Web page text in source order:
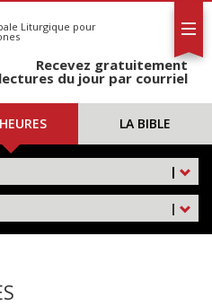
Liturgique pour
Recevez gratuitement
du jour par courriel
LA BIBLE
|
|